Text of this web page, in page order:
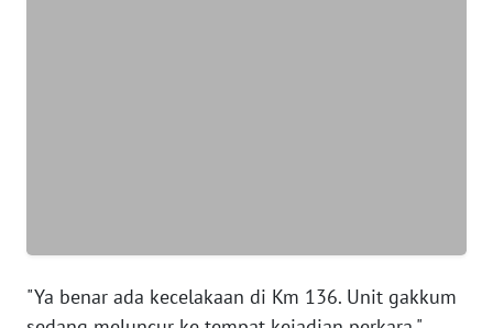
"Ya benar ada kecelakaan di Km 136. Unit gakkum
WN
KEPRI